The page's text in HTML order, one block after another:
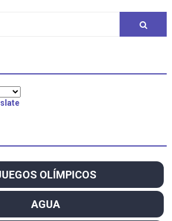
OLÍMPICOS
AGUA